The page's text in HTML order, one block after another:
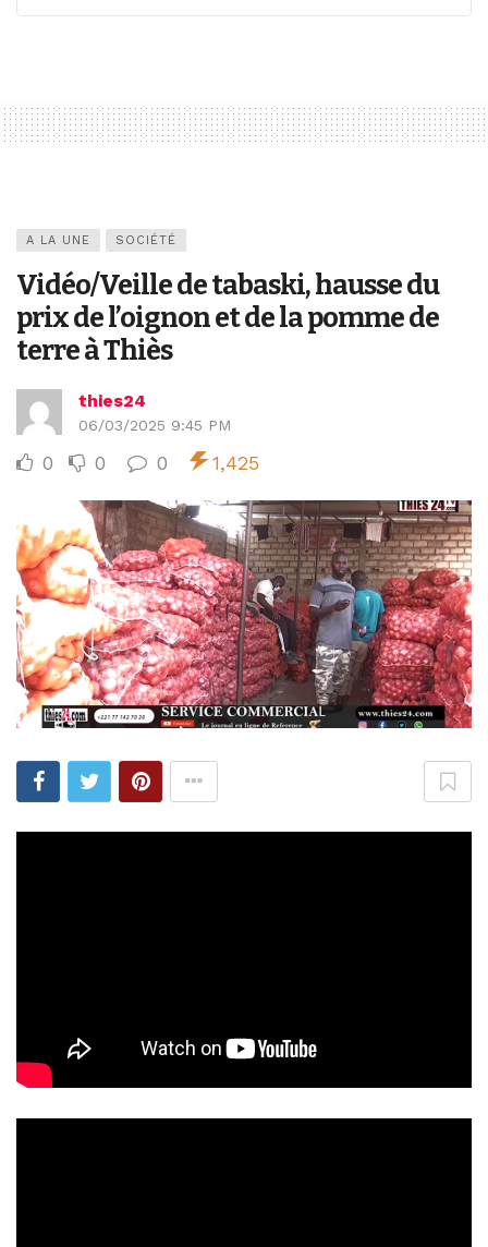
A LA UNE SOCIÉTÉ
Vidéo/Veille de tabaski, hausse du
prix de l’oignon et de la pomme de
terre à Thiès
thies24
06/03/2025 9:45 PM
0 0 0 1,425